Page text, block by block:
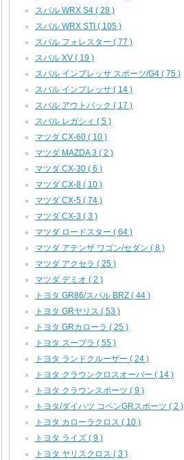
スバル WRX S4 ( 28 )
スバル WRX STI ( 105 )
スバル フォレスター ( 77 )
スバル XV ( 19 )
スバル インプレッサ スポーツ/G4 ( 75 )
スバル インプレッサ ( 14 )
スバル アウトバック ( 17 )
スバル レガシィ ( 5 )
マツダ CX-60 ( 10 )
マツダ MAZDA 3 ( 2 )
マツダ CX-30 ( 6 )
マツダ CX-8 ( 10 )
マツダ CX-5 ( 74 )
マツダ CX-3 ( 3 )
マツダ ロードスター ( 64 )
マツダ アテンザ ワゴン/セダン ( 8 )
マツダ アクセラ ( 25 )
マツダ デミオ ( 2 )
トヨタ GR86/スバル BRZ ( 44 )
トヨタ GRヤリス ( 53 )
トヨタ GRカローラ ( 25 )
トヨタ スープラ ( 55 )
トヨタ ランドクルーザー ( 24 )
トヨタ クラウンクロスオーバー ( 14 )
トヨタ クラウンスポーツ ( 9 )
トヨタ/ダイハツ コペンGRスポーツ ( 2 )
トヨタ カローラクロス ( 10 )
トヨタ ライズ ( 9 )
トヨタ ヤリスクロス ( 3 )